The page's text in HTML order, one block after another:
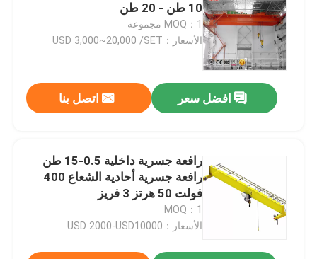
10 طن - 20 طن
MOQ：1 مجموعة
الأسعار：USD 3,000~20,000 /SET
افضل سعر اتصل بنا
رافعة جسرية داخلية 0.5-15 طن
رافعة جسرية أحادية الشعاع 400
فولت 50 هرتز 3 فريز
MOQ：1
الأسعار：USD 2000-USD10000